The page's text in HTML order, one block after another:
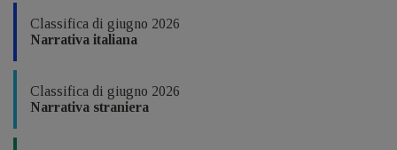
Classifica di giugno 2026
Narrativa italiana
Classifica di giugno 2026
Narrativa straniera